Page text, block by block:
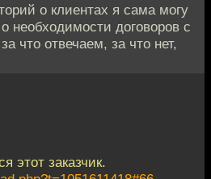
о клиентах я сама могу
необходимости договоров с
что отвечаем, за что нет,
этот заказчик.